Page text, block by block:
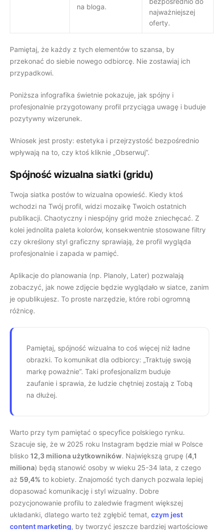
na bloga.
najważniejszej
oferty.
Pamiętaj, że każdy z tych elementów to szansa, by
przekonać do siebie nowego odbiorcę. Nie zostawiaj ich
przypadkowi.
Poniższa infografika świetnie pokazuje, jak spójny i
profesjonalnie przygotowany profil przyciąga uwagę i buduje
pozytywny wizerunek.
Wniosek jest prosty: estetyka i przejrzystość bezpośrednio
wpływają na to, czy ktoś kliknie „Obserwuj”.
Spójność wizualna siatki (gridu)
Twoja siatka postów to wizualna opowieść. Kiedy ktoś
wchodzi na Twój profil, widzi mozaikę Twoich ostatnich
publikacji. Chaotyczny i niespójny grid może zniechęcać. Z
kolei jednolita paleta kolorów, konsekwentnie stosowane filtry
czy określony styl graficzny sprawiają, że profil wygląda
profesjonalnie i zapada w pamięć.
Aplikacje do planowania (np. Planoly, Later) pozwalają
zobaczyć, jak nowe zdjęcie będzie wyglądało w siatce, zanim
je opublikujesz. To proste narzędzie, które robi ogromną
różnicę.
Pamiętaj, spójność wizualna to coś więcej niż ładne
obrazki. To komunikat dla odbiorcy: „Traktuję swoją
markę poważnie”. Taki profesjonalizm buduje
zaufanie i sprawia, że ludzie chętniej zostają z Tobą
na dłużej.
Warto przy tym pamiętać o specyfice polskiego rynku.
Szacuje się, że w 2025 roku Instagram będzie miał w Polsce
blisko 12,3 miliona użytkowników. Największą grupę (4,1
miliona) będą stanowić osoby w wieku 25-34 lata, z czego
aż 59,4% to kobiety. Znajomość tych danych pozwala lepiej
dopasować komunikację i styl wizualny. Dobre
pozycjonowanie profilu to zaledwie fragment większej
układanki, dlatego warto też zgłębić temat, czym jest
content marketing, by tworzyć jeszcze bardziej wartościowe